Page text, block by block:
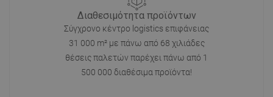
Διαθεσιμότητα προϊόντων
Σύγχρονο κέντρο logistics επιφάνειας
31 000 m² με πάνω από 68 χιλιάδες
θέσεις παλετών παρέχει πάνω από 1
500 000 διαθέσιμα προϊόντα!